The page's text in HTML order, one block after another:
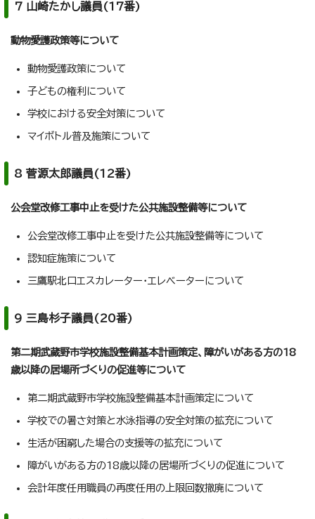
7 山崎たかし議員(17番)
動物愛護政策等について
動物愛護政策について
子どもの権利について
学校における安全対策について
マイボトル普及施策について
8 菅源太郎議員(12番)
公会堂改修工事中止を受けた公共施設整備等について
公会堂改修工事中止を受けた公共施設整備等について
認知症施策について
三鷹駅北口エスカレーター・エレベーターについて
9 三島杉子議員(20番)
第二期武蔵野市学校施設整備基本計画策定、障がいがある方の18
歳以降の居場所づくりの促進等について
第二期武蔵野市学校施設整備基本計画策定について
学校での暑さ対策と水泳指導の安全対策の拡充について
生活が困窮した場合の支援等の拡充について
障がいがある方の18歳以降の居場所づくりの促進について
会計年度任用職員の再度任用の上限回数撤廃について